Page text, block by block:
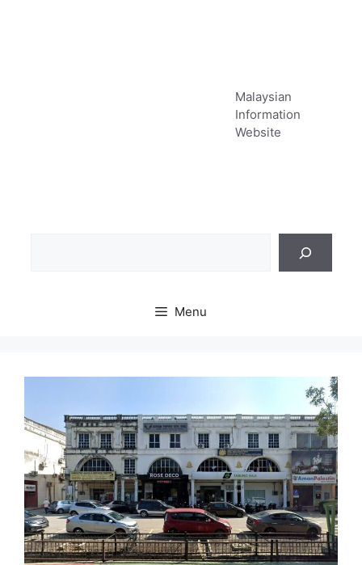
Malaysian
Information
Website
Menu